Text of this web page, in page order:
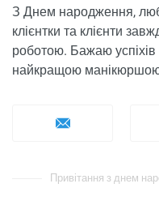
З Днем народження,
клієнтки та клієнти
роботою. Бажаю успіхів
найкращою
Привітання з днем